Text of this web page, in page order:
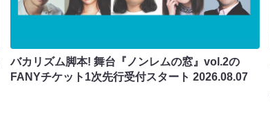
バカリズム脚本! 舞台『ノンレムの窓』vol.2の
FANYチケット1次先行受付スタート2026.08.07